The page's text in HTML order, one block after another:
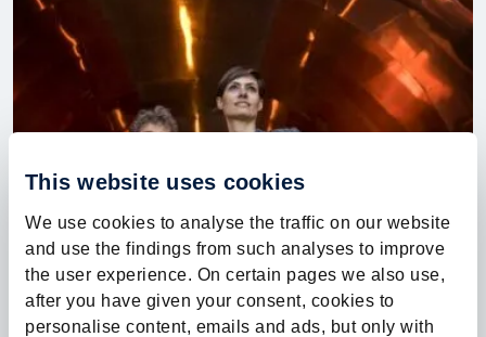
This website uses cookies
We use cookies to analyse the traffic on our website
and use the findings from such analyses to improve
the user experience. On certain pages we also use,
after you have given your consent, cookies to
personalise content, emails and ads, but only with
Duurzaamheid | Onderwijs | Fondsen op Naam
Peter Elverding Leerstoel
De focus van de Peter Elverding leerstoel ligt op het uitvoeren
van onderzoek, het bijdragen aan educatieve programma’s, en
samenwerken...